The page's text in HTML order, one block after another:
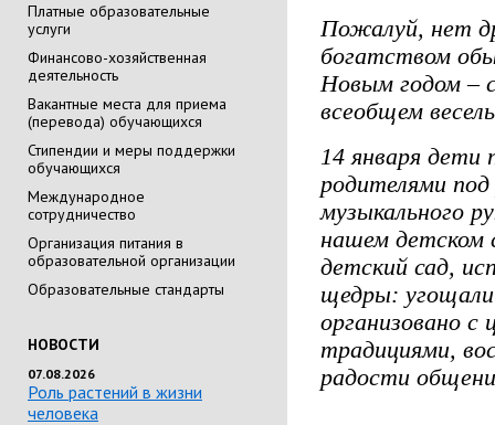
Платные образовательные
услуги
Финансово-хозяйственная
деятельность
Вакантные места для приема
(перевода) обучающихся
Стипендии и меры поддержки
обучающихся
Международное
сотрудничество
Организация питания в
образовательной организации
Образовательные стандарты
НОВОСТИ
07.08.2026
Роль растений в жизни
человека
Пожалуй, нет
богатством
Новым годом – с
всеобщем
14 января дети
родителями
музыкального
нашем детском
детский сад,
щедры:
организовано
традициями,
радости